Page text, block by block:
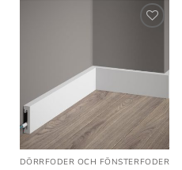
önskelistan
DÖRRFODER OCH FÖNSTERFODER